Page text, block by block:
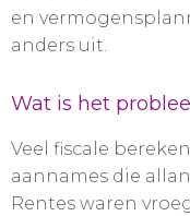
en
anders uit.
Wat is het
Veel fiscale
aannames die
Rentes waren